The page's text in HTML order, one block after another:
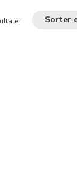
Peking-and
Sorter